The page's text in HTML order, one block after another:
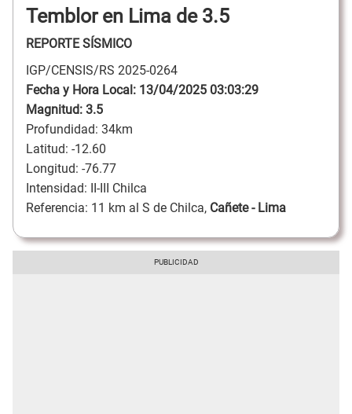
Temblor en Lima de 3.5
REPORTE SÍSMICO
IGP/CENSIS/RS 2025-0264
Fecha y Hora Local: 13/04/2025 03:03:29
Magnitud: 3.5
Profundidad: 34km
Latitud: -12.60
Longitud: -76.77
Intensidad: II-III Chilca
Referencia: 11 km al S de Chilca, Cañete - Lima